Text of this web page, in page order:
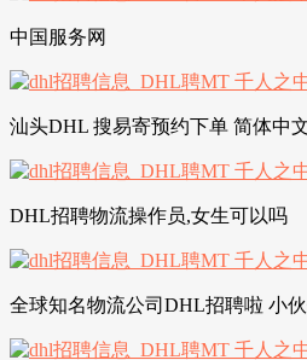
中国服务网
汕头DHL 搜易寄预约下单 简体中
DHL招聘物流操作员,女生可以吗
全球知名物流公司DHL招聘啦 小